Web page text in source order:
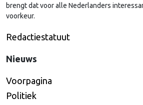
brengt dat voor alle Nederlanders
voorkeur.
Redactiestatuut
Nieuws
Voorpagina
Politiek